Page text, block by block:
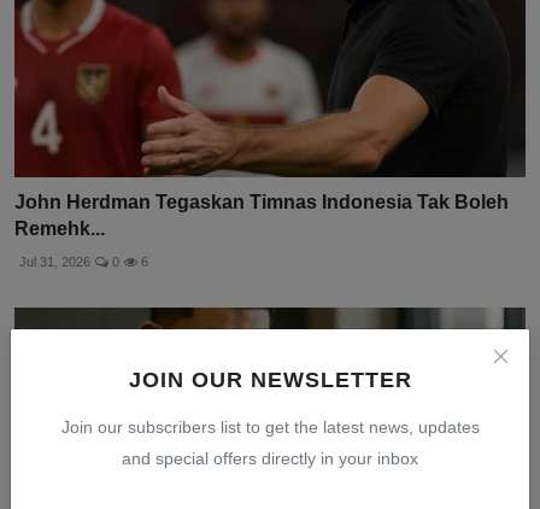
JOIN OUR NEWSLETTER
Join our subscribers list to get the latest news, updates
and special offers directly in your inbox
John Herdman Tegaskan Timnas Indonesia Tak Boleh
Remehk...
Jul 31, 2026 0 6